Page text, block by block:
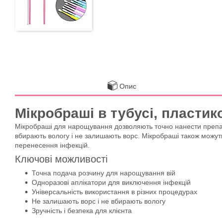
Опис
Мікробраші в тубусі,
Мікробраші для нарощування дозволяють точно нанести
вбирають вологу і не залишають ворс. Мікробраші також
перенесення інфекцій.
Ключові можливості
Точна подача розчину для нарощування вій
Одноразові аплікатори для виключення інфекцій
Універсальність використання в різних процедурах
Не залишають ворс і не вбирають вологу
Зручність і безпека для клієнта